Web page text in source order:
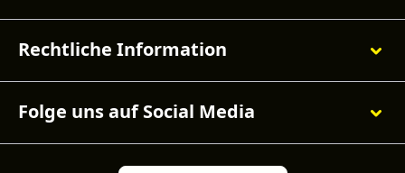
Rechtliche Information
Folge uns auf Social Media